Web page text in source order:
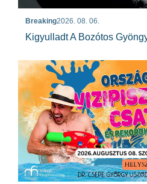
Breaking2026. 08. 06.
Kigyulladt A Bozótos